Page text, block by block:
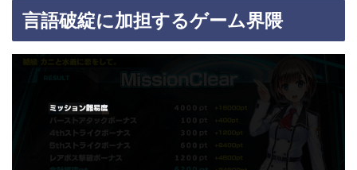
言語破綻に加担するゲーム界隈